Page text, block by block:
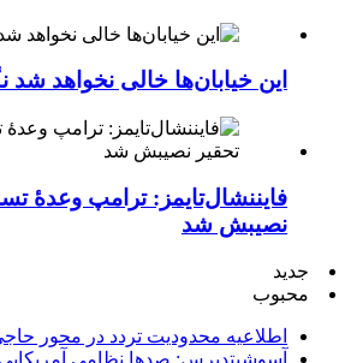
این خیابان‌ها خالی نخواهد شد
فایننشال‌تایمز: ترامپ وعدۀ
نصیبش شد
جدید
محبوب
اطلاعیه محدودیت تردد در محور